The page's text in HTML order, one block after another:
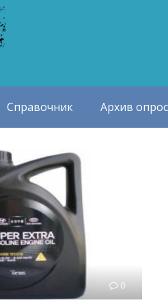
Справочник Архив
0